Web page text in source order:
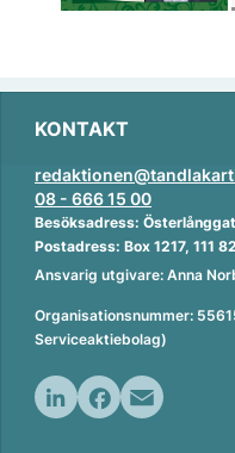
KONTAKT
08 - 666 15 00
Besöksadress:
Postadress: Box 1217, 111
Ansvarig utgivare: Anna
Organisationsnummer:
Serviceaktiebolag)